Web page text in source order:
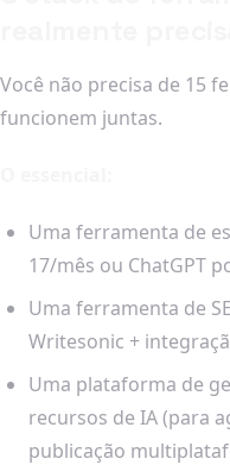
Você não precisa de 15
funcionem juntas.
Uma ferramenta de
17/mês ou ChatGPT
Uma ferramenta de
Writesonic +
Uma plataforma de
recursos de IA (para
publicação